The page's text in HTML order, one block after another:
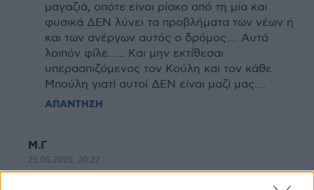
μαγαζιά, οπότε είναι ρίσκο από τη μία και
φυσικά ΔΕΝ λύνει τα προβλήματα των νέων ή
και των ανέργων αυτός ο δρόμος.... Αυτά
λοιπόν φίλε...... Και μην εκτίθεσαι
υπερασπιζόμενος τον Κούλη και τον κάθε
Μπούλη γιατί αυτοί ΔΕΝ είναι μαζί μας....
ΑΠΑΝΤΗΣΗ
Μ.Γ
25.05.2025, 20:27
Παραλήρημα.